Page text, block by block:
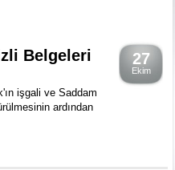
27
Ekim
Belgeleri
işgali ve Saddam
ardından